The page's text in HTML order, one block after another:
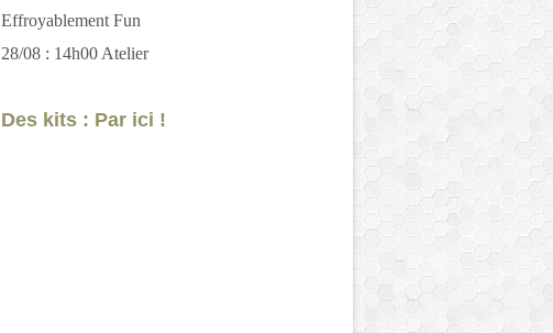
Effroyablement Fun
28/08 : 14h00 Atelier
Des kits : Par ici !